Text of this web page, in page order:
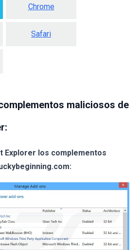
Chrome
Safari
maliciosos de
Explorer los complementos